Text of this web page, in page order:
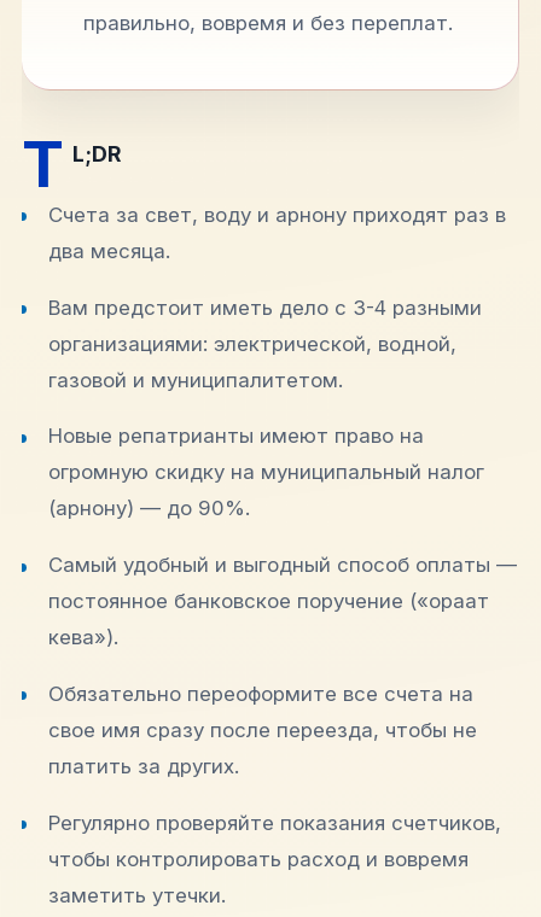
правильно, вовремя и без переплат.
T L;DR
Счета за свет, воду и арнону приходят раз в
два месяца.
Вам предстоит иметь дело с 3-4 разными
организациями: электрической, водной,
газовой и муниципалитетом.
Новые репатрианты имеют право на
огромную скидку на муниципальный налог
(арнону) — до 90%.
Самый удобный и выгодный способ оплаты —
постоянное банковское поручение («ораат
кева»).
Обязательно переоформите все счета на
свое имя сразу после переезда, чтобы не
платить за других.
Регулярно проверяйте показания счетчиков,
чтобы контролировать расход и вовремя
заметить утечки.